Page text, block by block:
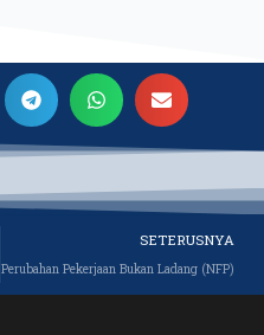
SETERUSNYA
Perubahan Pekerjaan Bukan Ladang (NFP)